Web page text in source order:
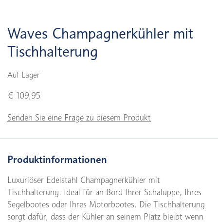
Waves Champagnerkühler mit
Tischhalterung
Auf Lager
€ 109,95
Senden Sie eine Frage zu diesem Produkt
Produktinformationen
Luxuriöser Edelstahl Champagnerkühler mit
Tischhalterung. Ideal für an Bord Ihrer Schaluppe, Ihres
Segelbootes oder Ihres Motorbootes. Die Tischhalterung
sorgt dafür, dass der Kühler an seinem Platz bleibt wenn